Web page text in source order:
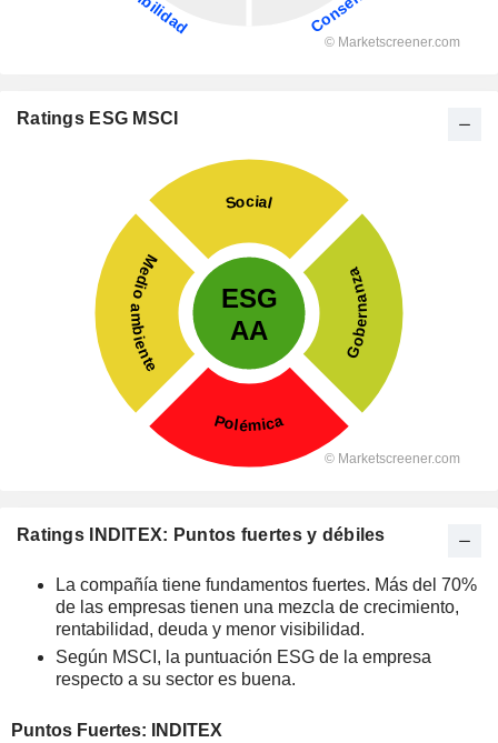
Ratings ESG MSCI
Ratings INDITEX: Puntos fuertes y débiles
La compañía tiene fundamentos fuertes. Más del 70%
de las empresas tienen una mezcla de crecimiento,
rentabilidad, deuda y menor visibilidad.
Según MSCI, la puntuación ESG de la empresa
respecto a su sector es buena.
Puntos Fuertes: INDITEX